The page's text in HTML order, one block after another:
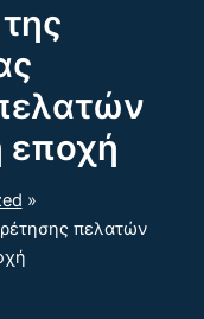
εποχή
πελατών